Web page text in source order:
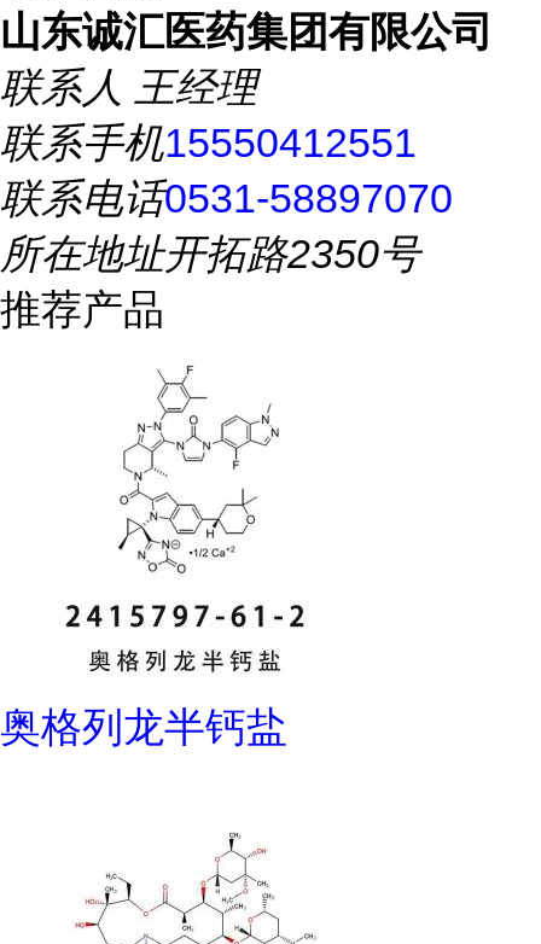
山东诚汇医药集团有限公司
联系人 王经理
联系手机15550412551
联系电话0531-58897070
所在地址开拓路2350号
推荐产品
奥格列龙半钙盐